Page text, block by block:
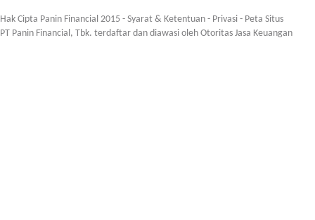
Hak Cipta Panin Financial 2015 - Syarat & Ketentuan - Privasi - Peta Situs
PT Panin Financial, Tbk. terdaftar dan diawasi oleh Otoritas Jasa Keuangan